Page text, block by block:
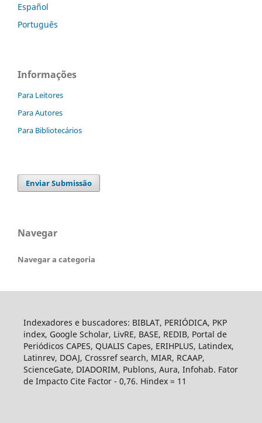
Español
Português
Informações
Para Leitores
Para Autores
Para Bibliotecários
Enviar Submissão
Navegar
Navegar a categoria
Indexadores e buscadores: BIBLAT, PERIÓDICA, PKP
index, Google Scholar, LivRE, BASE, REDIB, Portal de
Periódicos CAPES, QUALIS Capes, ERIHPLUS, Latindex,
Latinrev, DOAJ, Crossref search, MIAR, RCAAP,
ScienceGate, DIADORIM, Publons, Aura, Infohab. Fator
de Impacto Cite Factor - 0,76. Hindex = 11